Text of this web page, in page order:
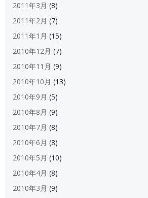
2011年3月 (8)
2011年2月 (7)
2011年1月 (15)
2010年12月 (7)
2010年11月 (9)
2010年10月 (13)
2010年9月 (5)
2010年8月 (9)
2010年7月 (8)
2010年6月 (8)
2010年5月 (10)
2010年4月 (8)
2010年3月 (9)